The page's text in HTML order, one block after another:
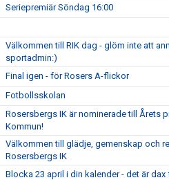
Seriepremiär Söndag 16:00
Välkommen till RIK dag - glöm inte att
sportadmin:)
Final igen - för Rosers A-flickor
Fotbollsskolan
Rosersbergs IK är nominerade till Årets
Kommun!
Välkommen till glädje, gemenskap och
Rosersbergs IK
Blocka 23 april i din kalender - det är dax